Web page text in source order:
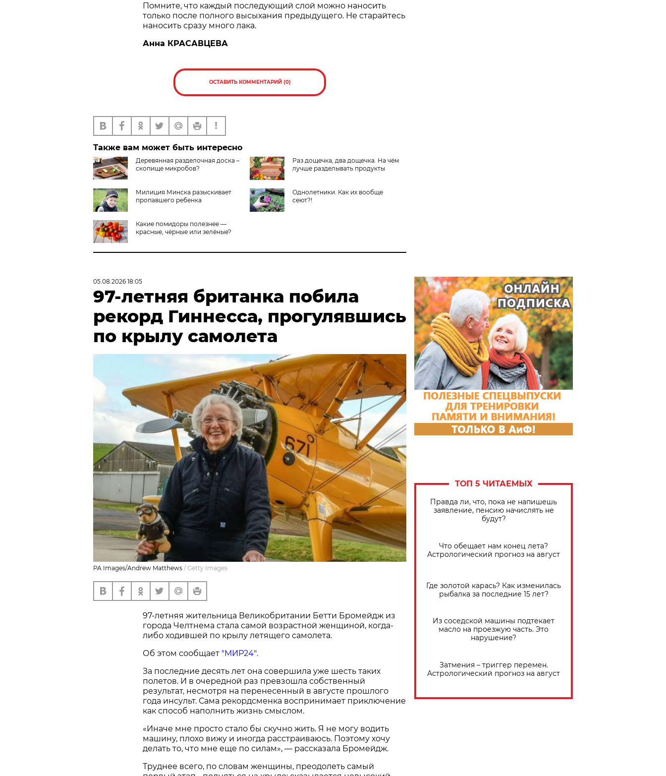
Помните, что каждый последующий слой можно наносить
только после полного высыхания предыдущего. Не старайтесь
наносить сразу много лака.
Анна КРАСАВЦЕВА
ОСТАВИТЬ КОММЕНТАРИЙ (0)
Также вам может быть интересно
Деревянная разделочная доска –
скопище микробов?
Раз дощечка, два дощечка. На чём
лучше разделывать продукты
Милиция Минска разыскивает
пропавшего ребенка
Однолетники. Как их вообще
сеют?!
Какие помидоры полезнее —
красные, чёрные или зелёные?
05.08.2026 18:05
97-летняя британка побила
рекорд Гиннесса, прогулявшись
по крылу самолета
PA Images/Andrew Matthews / Getty Images
97-летняя жительница Великобритании Бетти Бромейдж из
города Челтнема стала самой возрастной женщиной, когда-
либо ходившей по крылу летящего самолета.
Об этом сообщает "МИР24".
За последние десять лет она совершила уже шесть таких
полетов. И в очередной раз превзошла собственный
результат, несмотря на перенесенный в августе прошлого
года инсульт. Сама рекордсменка воспринимает приключение
как способ наполнить жизнь смыслом.
«Иначе мне просто стало бы скучно жить. Я не могу водить
машину, плохо вижу и иногда расстраиваюсь. Поэтому хочу
делать то, что мне еще по силам», — рассказала Бромейдж.
Труднее всего, по словам женщины, преодолеть самый
ТОП 5 ЧИТАЕМЫХ
Правда ли, что, пока не напишешь
заявление, пенсию начислять не
будут?
​Что обещает нам конец лета?
Астрологический прогноз на август
Где золотой карась? Как изменилась
рыбалка за последние 15 лет?
Из соседской машины подтекает
масло на проезжую часть. Это
нарушение?
Затмения – триггер перемен.
Астрологический прогноз на август